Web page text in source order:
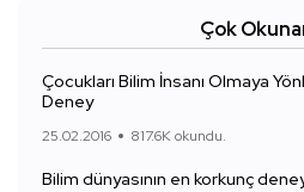
Çok
Çocukları Bilim İnsanı Olmaya
Deney
25.02.2016 817.6K okundu.
Bilim dünyasının en korkunç